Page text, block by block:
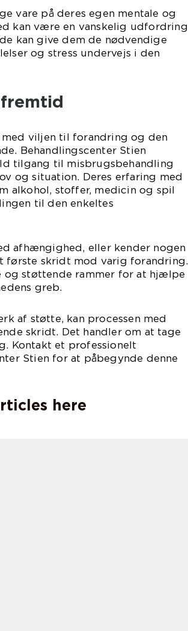
vare på deres egen mentale og
kan være en vanskelig udfordring
kan give dem de nødvendige
og stress undervejs i den
viljen til forandring og den
Behandlingscenter Stien
tilgang til misbrugsbehandling
og situation. Deres erfaring med
alkohol, stoffer, medicin og spil
til den enkeltes
afhængighed, eller kender nogen
første skridt mod varig forandring.
og støttende rammer for at hjælpe
greb.
af støtte, kan processen med
skridt. Det handler om at tage
Kontakt et professionelt
Stien for at påbegynde denne
here